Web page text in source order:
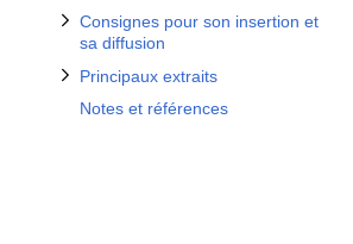
Consignes pour son insertion et
sa diffusion
Principaux extraits
Notes et références